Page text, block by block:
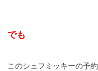
でも
このシェフミッキーの予約